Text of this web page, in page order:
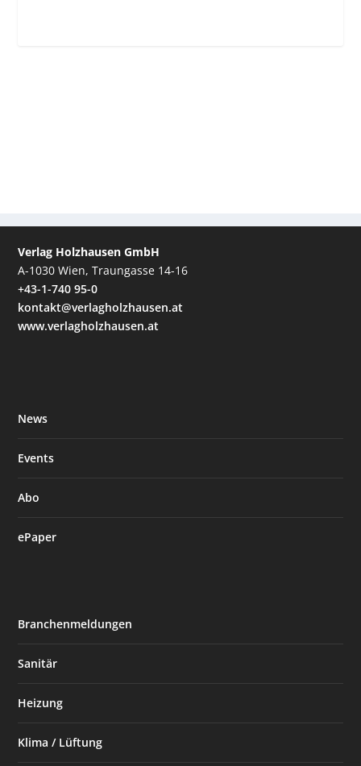
Verlag Holzhausen GmbH
A-1030 Wien, Traungasse 14-16
+43-1-740 95-0
kontakt@verlagholzhausen.at
www.verlagholzhausen.at
News
Events
Abo
ePaper
Branchenmeldungen
Sanitär
Heizung
Klima / Lüftung